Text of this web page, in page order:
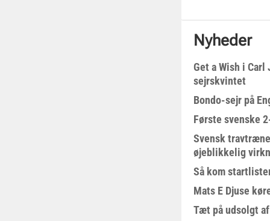
Nyheder
Get a Wish i Carl
sejrskvintet
Bondo-sejr på
Første svenske
Svensk
øjeblikkelig
Så kom
Mats E Djuse
Tæt på udsolgt